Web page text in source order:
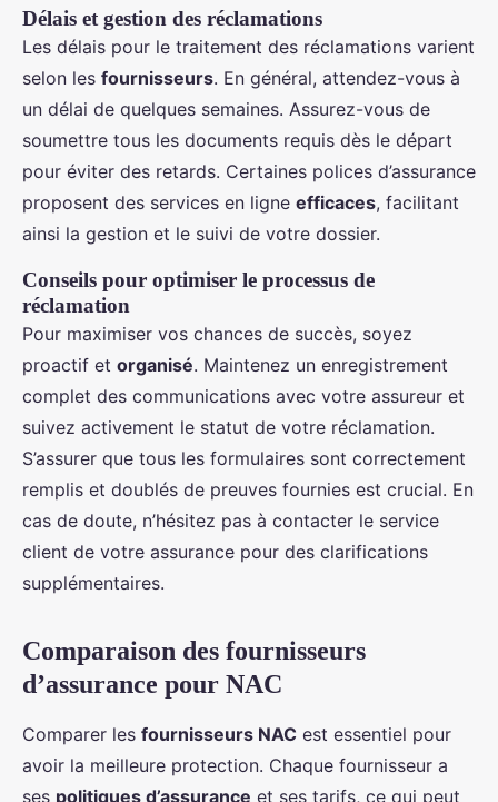
Délais et gestion des réclamations
Les délais pour le traitement des réclamations varient
selon les fournisseurs. En général, attendez-vous à
un délai de quelques semaines. Assurez-vous de
soumettre tous les documents requis dès le départ
pour éviter des retards. Certaines polices d’assurance
proposent des services en ligne efficaces, facilitant
ainsi la gestion et le suivi de votre dossier.
Conseils pour optimiser le processus de
réclamation
Pour maximiser vos chances de succès, soyez
proactif et organisé. Maintenez un enregistrement
complet des communications avec votre assureur et
suivez activement le statut de votre réclamation.
S’assurer que tous les formulaires sont correctement
remplis et doublés de preuves fournies est crucial. En
cas de doute, n’hésitez pas à contacter le service
client de votre assurance pour des clarifications
supplémentaires.
Comparaison des fournisseurs
d’assurance pour NAC
Comparer les fournisseurs NAC est essentiel pour
avoir la meilleure protection. Chaque fournisseur a
ses politiques d’assurance et ses tarifs, ce qui peut